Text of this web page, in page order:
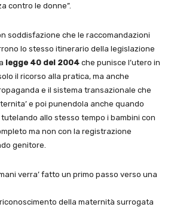
contro le donne”.
soddisfazione che le raccomandazioni
lo stesso itinerario della legislazione
legge 40 del 2004 che punisce l’utero in
il ricorso alla pratica, ma anche
e il sistema transazionale che
e poi punendola anche quando
allo stesso tempo i bambini con
ma non con la registrazione
genitore.
verra’ fatto un primo passo verso una
della maternità surrogata